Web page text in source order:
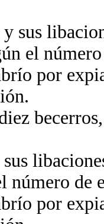
sus
el
por
número
por